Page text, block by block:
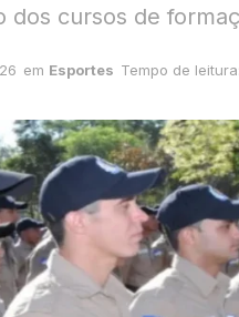
dos cursos de
em Esportes Tempo de